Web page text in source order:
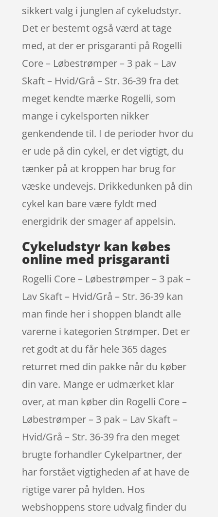
sikkert valg i junglen af cykeludstyr.
Det er bestemt også værd at tage
med, at der er prisgaranti på Rogelli
Core – Løbestrømper – 3 pak – Lav
Skaft – Hvid/Grå – Str. 36-39 fra det
meget kendte mærke Rogelli, som
mange i cykelsporten nikker
genkendende til. I de perioder hvor du
er ude på din cykel, er det vigtigt, du
tænker på at kroppen har brug for
væske undevejs. Drikkedunken på din
cykel kan bare være fyldt med
energidrik der smager af appelsin.
Cykeludstyr kan købes
online med prisgaranti
Rogelli Core – Løbestrømper – 3 pak –
Lav Skaft – Hvid/Grå – Str. 36-39 kan
man finde her i shoppen blandt alle
varerne i kategorien Strømper. Det er
ret godt at du får hele 365 dages
returret med din pakke når du køber
din vare. Mange er udmærket klar
over, at man køber din Rogelli Core –
Løbestrømper – 3 pak – Lav Skaft –
Hvid/Grå – Str. 36-39 fra den meget
brugte forhandler Cykelpartner, der
har forstået vigtigheden af at have de
rigtige varer på hylden. Hos
webshoppens store udvalg finder du